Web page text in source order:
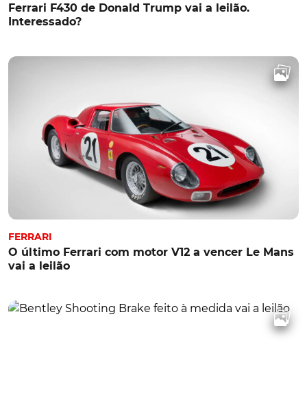
Ferrari F430 de Donald Trump vai a leilão.
Interessado?
FERRARI
O último Ferrari com motor V12 a vencer Le Mans
vai a leilão